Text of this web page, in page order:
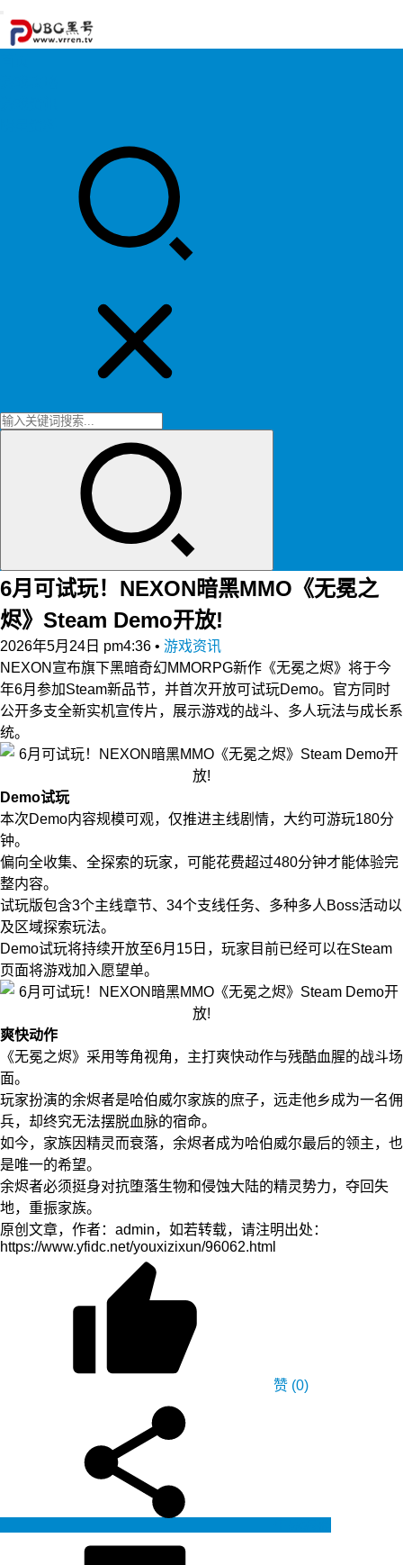
6月可试玩！NEXON暗黑MMO《无冕之
烬》Steam Demo开放!
2026年5月24日 pm4:36 • 游戏资讯
NEXON宣布旗下黑暗奇幻MMORPG新作《无冕之烬》将于今
年6月参加Steam新品节，并首次开放可试玩Demo。官方同时
公开多支全新实机宣传片，展示游戏的战斗、多人玩法与成长系
统。
Demo试玩
本次Demo内容规模可观，仅推进主线剧情，大约可游玩180分
钟。
偏向全收集、全探索的玩家，可能花费超过480分钟才能体验完
整内容。
试玩版包含3个主线章节、34个支线任务、多种多人Boss活动以
及区域探索玩法。
Demo试玩将持续开放至6月15日，玩家目前已经可以在Steam
页面将游戏加入愿望单。
爽快动作
《无冕之烬》采用等角视角，主打爽快动作与残酷血腥的战斗场
面。
玩家扮演的余烬者是哈伯威尔家族的庶子，远走他乡成为一名佣
兵，却终究无法摆脱血脉的宿命。
如今，家族因精灵而衰落，余烬者成为哈伯威尔最后的领主，也
是唯一的希望。
余烬者必须挺身对抗堕落生物和侵蚀大陆的精灵势力，夺回失
地，重振家族。
原创文章，作者：admin，如若转载，请注明出处：
https://www.yfidc.net/youxizixun/96062.html
赞 (0)